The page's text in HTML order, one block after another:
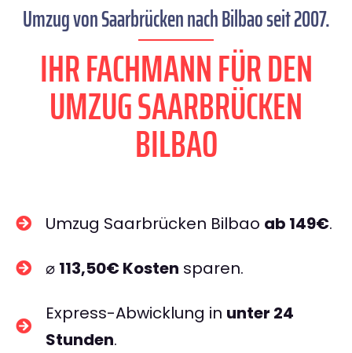
Umzug von Saarbrücken nach Bilbao seit 2007.
IHR FACHMANN FÜR DEN
UMZUG SAARBRÜCKEN
BILBAO
Umzug Saarbrücken Bilbao ab 149€.
⌀ 113,50€ Kosten sparen.
Express-Abwicklung in unter 24
Stunden.